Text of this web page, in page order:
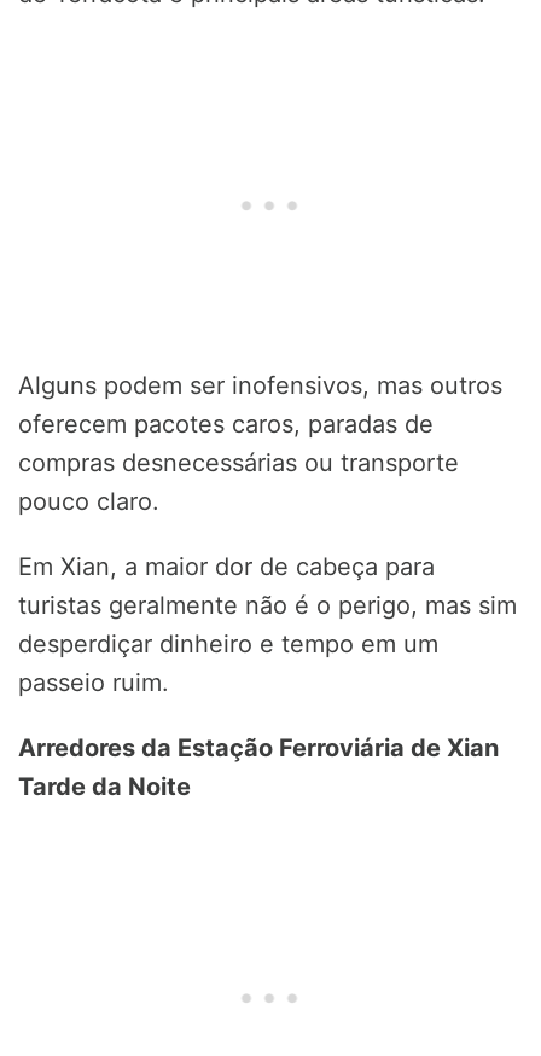
Alguns podem ser inofensivos, mas outros
oferecem pacotes caros, paradas de
compras desnecessárias ou transporte
pouco claro.
Em Xian, a maior dor de cabeça para
turistas geralmente não é o perigo, mas sim
desperdiçar dinheiro e tempo em um
passeio ruim.
Arredores da Estação Ferroviária de Xian
Tarde da Noite